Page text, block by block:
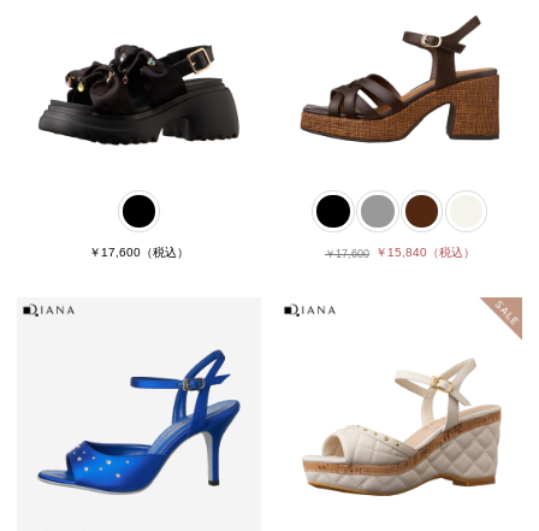
￥17,600 （税込） ￥17,600 ￥15,840（税込）